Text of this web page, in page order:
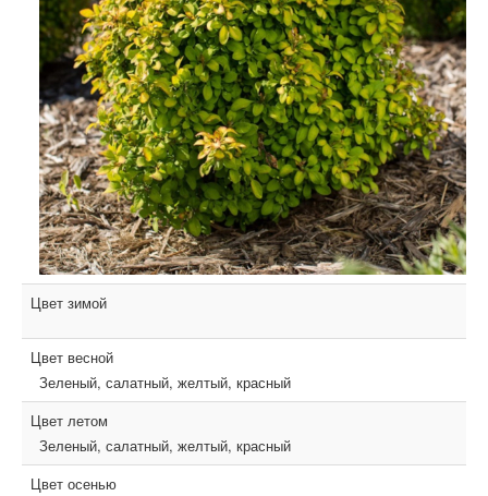
Цвет зимой
Цвет весной
Зеленый, салатный, желтый, красный
Цвет летом
Зеленый, салатный, желтый, красный
Цвет осенью